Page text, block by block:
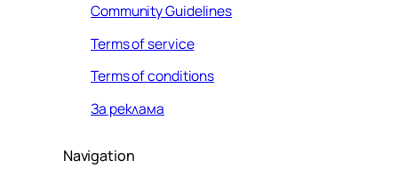
Community Guidelines
Terms of service
Terms of conditions
За реклама
Navigation